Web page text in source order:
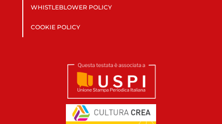
WHISTLEBLOWER POLICY
COOKIE POLICY